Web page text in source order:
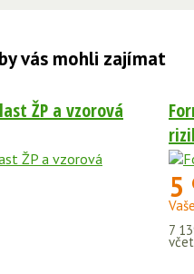
vás mohli zajímat
ŽP a vzorová
5
7